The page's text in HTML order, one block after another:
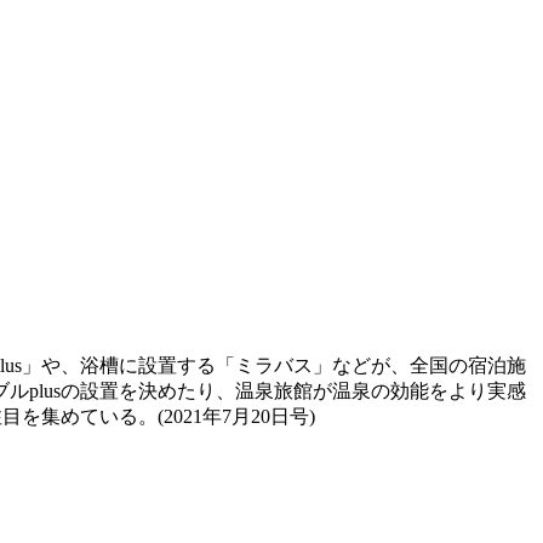
」や、浴槽に設置する「ミラバス」などが、全国の宿泊施
plusの設置を決めたり、温泉旅館が温泉の効能をより実感
を集めている。(2021年7月20日号)